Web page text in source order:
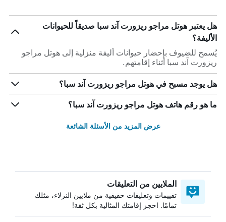
هل يعتبر هوتل مراجو ريزورت آند سبا صديقاً للحيوانات
الأليفة؟
يُسمح للضيوف بإحضار حيوانات أليفة منزلية إلى هوتل مراجو
ريزورت آند سبا أثناء إقامتهم.
هل يوجد مسبح في هوتل مراجو ريزورت آند سبا؟
ما هو رقم هاتف هوتل مراجو ريزورت آند سبا؟
عرض المزيد من الأسئلة الشائعة
الملايين من التعليقات
تقييمات وتعليقات حقيقية من ملايين النزلاء، مثلك
تمامًا. احجز إقامتك المثالية بكل ثقة!